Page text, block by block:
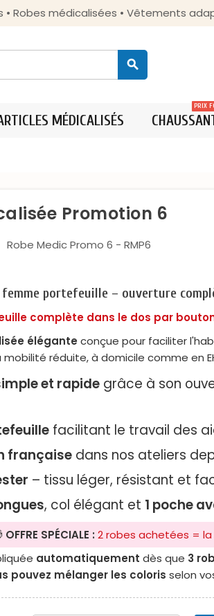
• Robes médicalisées • Vêtements
search
MÉDICALISÉS
PRIX
Promotion 6
Robe Medic Promo 6 - RMP6
femme portefeuille – ouverture
complète dans le dos par
élégante conçue pour faciliter
réduite, à domicile comme en
et rapidegrâce à son
facilitant le travail des
françaisedans nos ateliers
– tissu léger, résistant et
, col élégant et 1 poche
OFFRE SPÉCIALE : 2 robes achetées = la
automatiquement dès que 3
pouvez mélanger les coloris selon